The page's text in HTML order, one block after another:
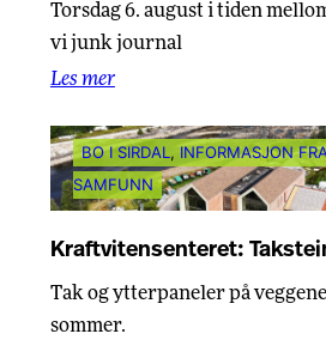
Torsdag 6. august i tiden
vi junk journal
Les mer
BO I SIRDAL, INFORMASJON
SAMFUNN
Kraftvitensenteret:
Tak og ytterpaneler på
sommer.